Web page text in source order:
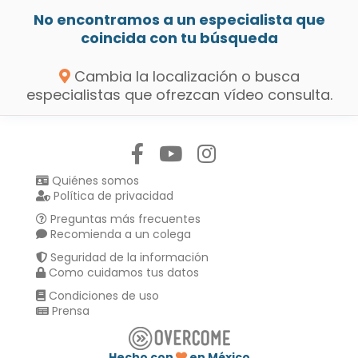
No encontramos a un especialista que
coincida con tu búsqueda
Cambia la localización o busca
especialistas que ofrezcan vídeo consulta.
Quiénes somos
Política de privacidad
Preguntas más frecuentes
Recomienda a un colega
Seguridad de la información
Como cuidamos tus datos
Condiciones de uso
Prensa